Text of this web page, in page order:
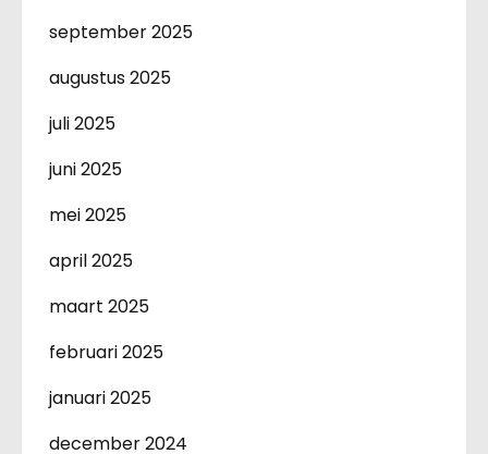
september 2025
augustus 2025
juli 2025
juni 2025
mei 2025
april 2025
maart 2025
februari 2025
januari 2025
december 2024